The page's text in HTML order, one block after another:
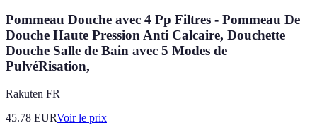
Pommeau Douche avec 4 Pp Filtres - Pommeau De
Douche Haute Pression Anti Calcaire, Douchette
Douche Salle de Bain avec 5 Modes de
PulvéRisation,
Rakuten FR
45.78 EURVoir le prix